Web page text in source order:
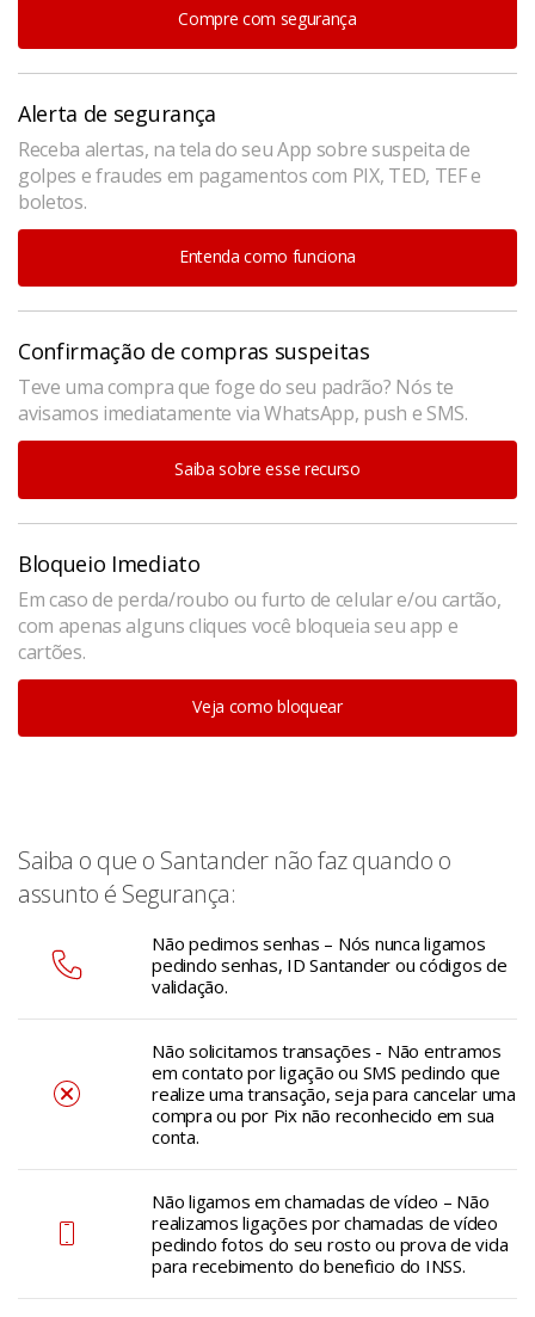
Compre com segurança
Alerta de segurança
Receba alertas, na tela do seu App sobre suspeita de
golpes e fraudes em pagamentos com PIX, TED, TEF e
boletos.
Entenda como funciona
Confirmação de compras suspeitas
Teve uma compra que foge do seu padrão? Nós te
avisamos imediatamente via WhatsApp, push e SMS.
Saiba sobre esse recurso
Bloqueio Imediato
Em caso de perda/roubo ou furto de celular e/ou cartão,
com apenas alguns cliques você bloqueia seu app e
cartões.
Veja como bloquear
Saiba o que o Santander não faz quando o
assunto é Segurança:
Não pedimos senhas – Nós nunca ligamos
pedindo senhas, ID Santander ou códigos de
validação.
Não solicitamos transações - Não entramos
em contato por ligação ou SMS pedindo que
realize uma transação, seja para cancelar uma
compra ou por Pix não reconhecido em sua
conta.
Não ligamos em chamadas de vídeo – Não
realizamos ligações por chamadas de vídeo
pedindo fotos do seu rosto ou prova de vida
para recebimento do beneficio do INSS.